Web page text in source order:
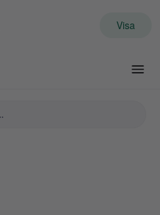
Visa